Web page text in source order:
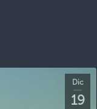
Dic
19